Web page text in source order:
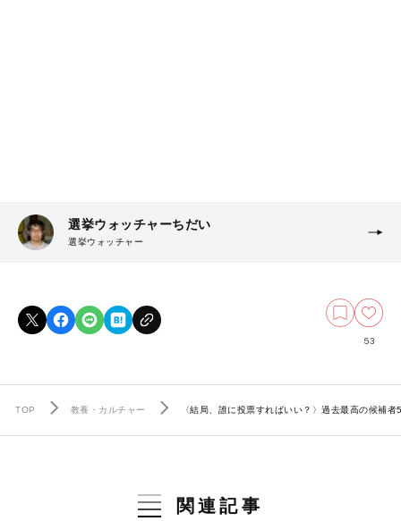
選挙ウォッチャーちだい
選挙ウォッチャー
53
TOP 教養・カルチャー 〈結局、誰に投票すればいい？〉過去最高の候補
関連記事